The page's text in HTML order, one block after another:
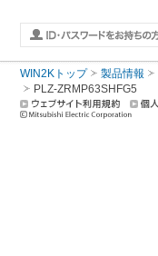
WIN2Kトップ 製品情報
PLZ-ZRMP63SHFG5